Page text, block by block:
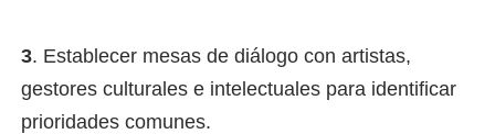
3. Establecer mesas de diálogo con artistas,
gestores culturales e intelectuales para identificar
prioridades comunes.